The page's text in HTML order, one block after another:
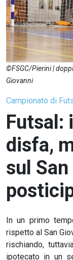
©FSGC/Pierini |
Giovanni
Campionato di
Futsal:
disfa,
sul San
In un primo
rispetto al San
rischiando,
ipotecato in un